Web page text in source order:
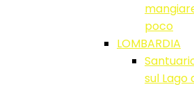
poco
LOMBARDIA
sul Lago